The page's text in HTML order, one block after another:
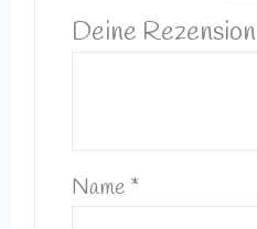
Deine Rezension
Name *